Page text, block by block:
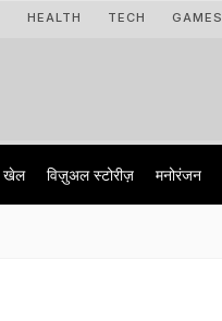
HEALTH TECH GAMES
खेल विज़ुअल स्टोरीज़ मनोरंजन